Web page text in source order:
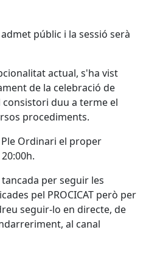
públic i la sessió serà
actual, s'ha vist
de la celebració de
consistori duu a terme el
procediments.
Ordinari el proper
per seguir les
pel PROCICAT però per
seguir-lo en directe, de
al canal